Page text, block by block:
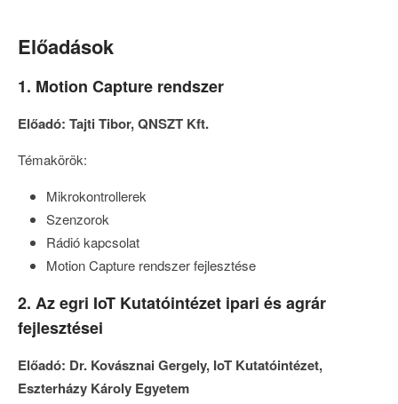
Előadások
1. Motion Capture rendszer
Előadó: Tajti Tibor, QNSZT Kft.
Témakörök:
Mikrokontrollerek
Szenzorok
Rádió kapcsolat
Motion Capture rendszer fejlesztése
2. Az egri IoT Kutatóintézet ipari és agrár
fejlesztései
Előadó: Dr. Kovásznai Gergely, IoT Kutatóintézet,
Eszterházy Károly Egyetem